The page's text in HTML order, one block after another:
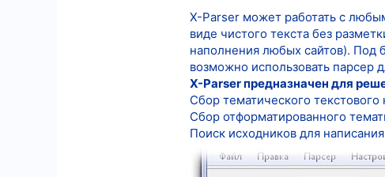
X-Parser может работать с
виде чистого текста без
наполнения любых сайтов). Под
возможно использовать парсер
X-Parser предназначен для
Сбор тематического
Сбор отформатированного
Поиск исходников для